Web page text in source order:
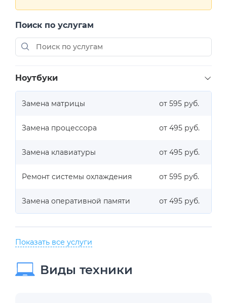
Поиск по услугам
Ноутбуки
Замена матрицы от 595 руб.
Замена процессора от 495 руб.
Замена клавиатуры от 495 руб.
Ремонт системы охлаждения от 595 руб.
Замена оперативной памяти от 495 руб.
Показать все услуги
Виды техники